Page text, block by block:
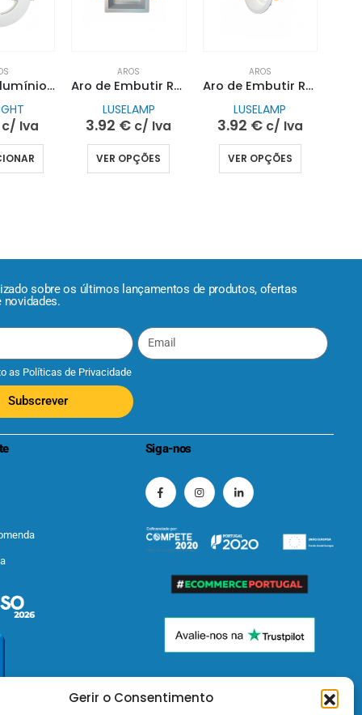
Gerir o Consentimento
Aro Fixo Alumínio Redondo Branco| SOFLIGHT
c/ Iva
AROS
Aro de Embutir Recuado Quadrado Fixo
LUSELAMP
3.92 € c/ Iva
VER OPÇÕES
AROS
Aro de Embutir Recuado Redondo Fixo
LUSELAMP
3.92 € c/ Iva
VER OPÇÕES
sobre os últimos lançamentos de produtos, ofertas
novidades.
as Políticas de Privacidade
Subscrever
Siga-nos